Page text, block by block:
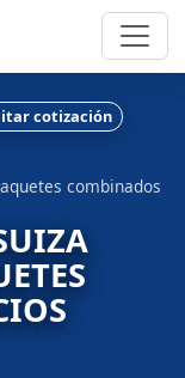
cotización
combinados